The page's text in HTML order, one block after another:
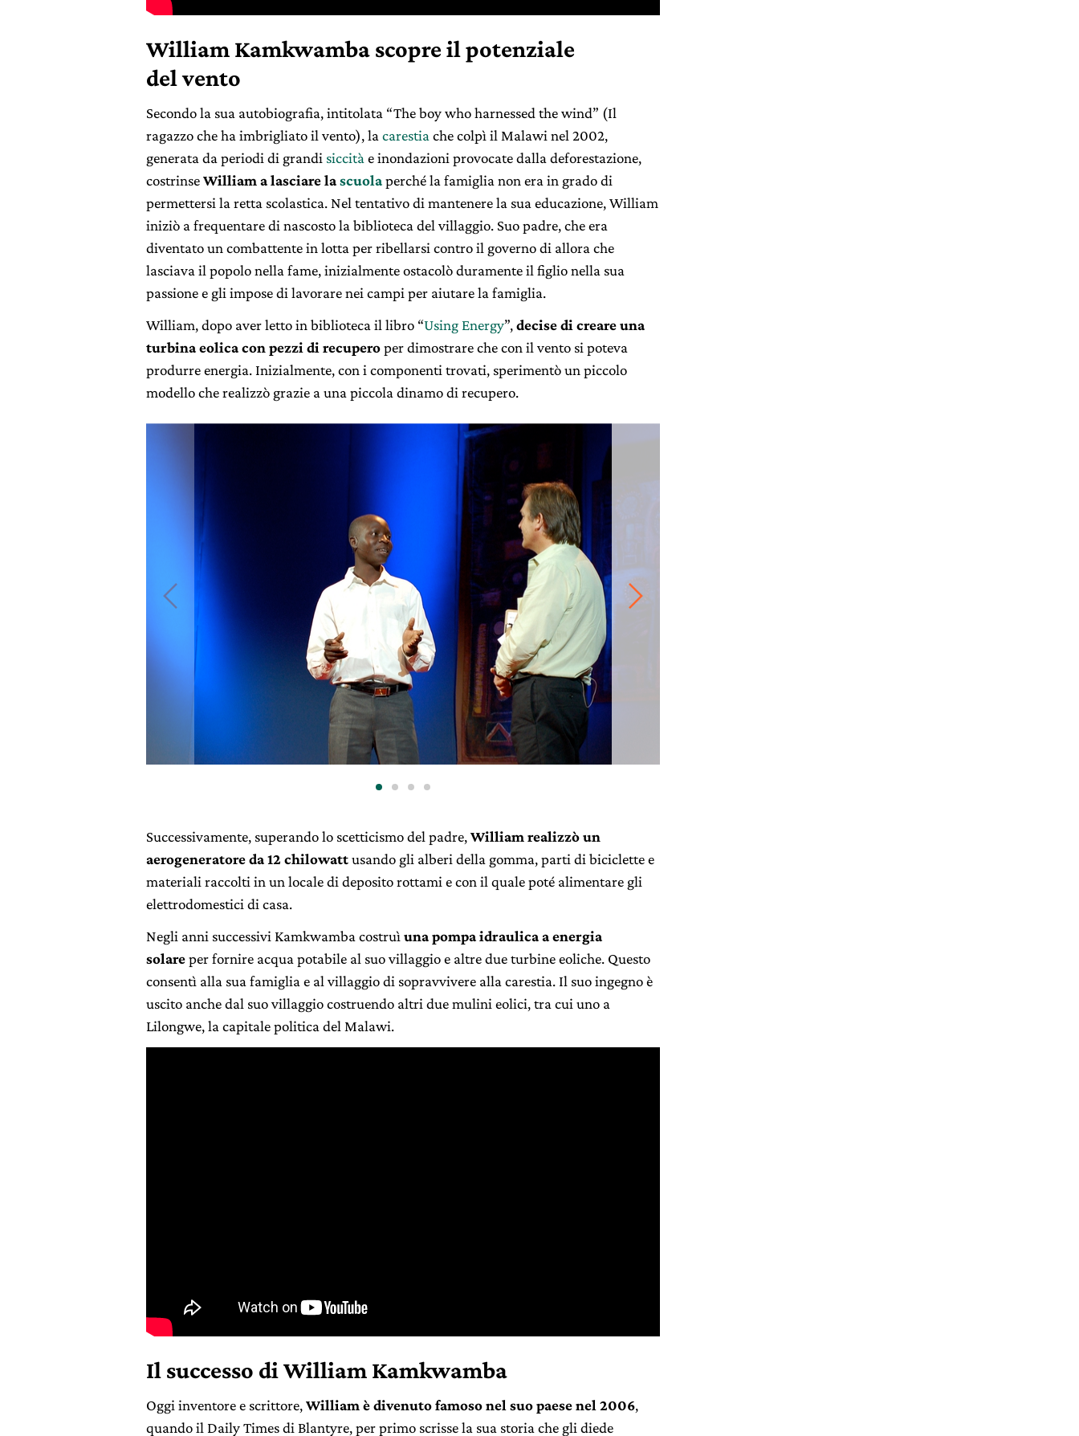
William Kamkwamba scopre il potenziale
del vento
Secondo la sua autobiografia, intitolata “The boy who harnessed the wind” (Il
ragazzo che ha imbrigliato il vento), la carestia che colpì il Malawi nel 2002,
generata da periodi di grandi siccità e inondazioni provocate dalla deforestazione,
costrinseWilliam a lasciare lascuolaperché la famiglia non era in grado di
permettersi la retta scolastica. Nel tentativo di mantenere la sua educazione, William
iniziò a frequentare di nascosto la biblioteca del villaggio. Suo padre, che era
diventato un combattente in lotta per ribellarsi contro il governo di allora che
lasciava il popolo nella fame, inizialmente ostacolò duramente il figlio nella sua
passione e gli impose di lavorare nei campi per aiutare la famiglia.
William, dopo aver letto in biblioteca il libro “Using Energy”,decise di creare una
turbina eolica con pezzi di recuperoper dimostrare che con il vento si poteva
produrre energia. Inizialmente, con i componenti trovati, sperimentò un piccolo
modello che realizzò grazie a una piccola dinamo di recupero.
Successivamente, superando lo scetticismo del padre,William realizzò un
aerogeneratore da 12 chilowattusando gli alberi della gomma, parti di biciclette e
materiali raccolti in un locale di deposito rottami e con il quale poté alimentare gli
elettrodomestici di casa.
Negli anni successivi Kamkwamba costruìuna pompa idraulica a energia
solareper fornire acqua potabile al suo villaggio e altre due turbine eoliche. Questo
consentì alla sua famiglia e al villaggio di sopravvivere alla carestia. Il suo ingegno è
uscito anche dal suo villaggio costruendo altri due mulini eolici, tra cui uno a
Lilongwe, la capitale politica del Malawi.
Il successo diWilliam Kamkwamba
Oggi inventore e scrittore,William è divenuto famoso nel suo paese nel 2006,
quando il Daily Times di Blantyre, per primo scrisse la sua storia che gli diede